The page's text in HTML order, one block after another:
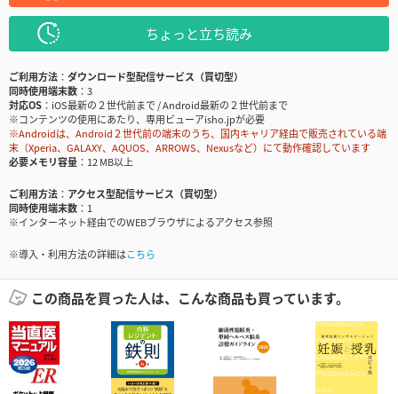
ちょっと立ち読み
ご利用方法
ダウンロード型配信サービス（買切型）
同時使用端末数
3
対応OS
iOS最新の２世代前まで / Android最新の２世代前まで
※コンテンツの使用にあたり、専用ビューアisho.jpが必要
※Androidは、Android２世代前の端末のうち、国内キャリア経由で販売されている端
末（Xperia、GALAXY、AQUOS、ARROWS、Nexusなど）にて動作確認しています
必要メモリ容量
12 MB以上
ご利用方法
アクセス型配信サービス（買切型）
同時使用端末数
1
※インターネット経由でのWEBブラウザによるアクセス参照
※導入・利用方法の詳細はこちら
この商品を買った人は、こんな商品も買っています。